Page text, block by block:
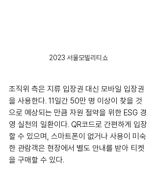
2023 서울모빌리티쇼
조직위 측은 지류 입장권 대신 모바일 입장권
을 사용한다. 11일간 50만 명 이상이 찾을 것
으로 예상되는 만큼 자원 절약을 위한 ESG 경
영 실천의 일환이다. QR코드로 간편하게 입장
할 수 있으며, 스마트폰이 없거나 사용이 미숙
한 관람객은 현장에서 별도 안내를 받아 티켓
을 구매할 수 있다.